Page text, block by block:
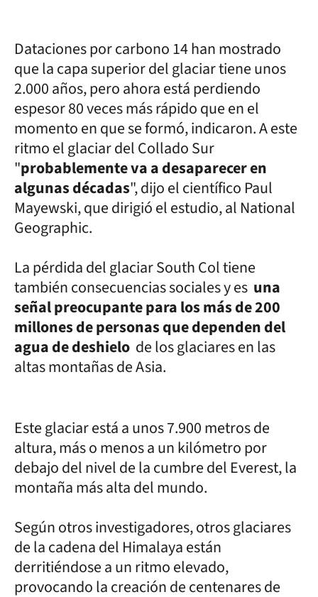
Dataciones por carbono 14 han mostrado
que la capa superior del glaciar tiene unos
2.000 años, pero ahora está perdiendo
espesor 80 veces más rápido que en el
momento en que se formó, indicaron. A este
ritmo el glaciar del Collado Sur
"probablemente va a desaparecer en
algunas décadas", dijo el científico Paul
Mayewski, que dirigió el estudio, al National
Geographic.
La pérdida del glaciar South Col tiene
también consecuencias sociales y es una
señal preocupante para los más de 200
millones de personas que dependen del
agua de deshielo de los glaciares en las
altas montañas de Asia.
Este glaciar está a unos 7.900 metros de
altura, más o menos a un kilómetro por
debajo del nivel de la cumbre del Everest, la
montaña más alta del mundo.
Según otros investigadores, otros glaciares
de la cadena del Himalaya están
derritiéndose a un ritmo elevado,
provocando la creación de centenares de